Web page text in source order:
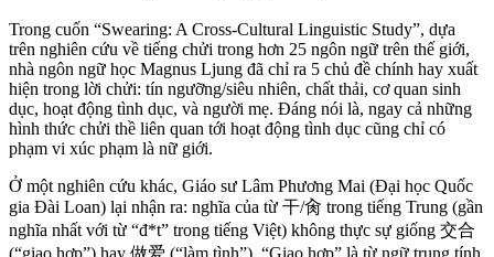
Trong cuốn “Swearing: A Cross-Cultural Linguistic Study”, dựa
trên nghiên cứu về tiếng chửi trong hơn 25 ngôn ngữ trên thế giới,
nhà ngôn ngữ học Magnus Ljung đã chỉ ra 5 chủ đề chính hay xuất
hiện trong lời chửi: tín ngưỡng/siêu nhiên, chất thải, cơ quan sinh
dục, hoạt động tình dục, và người mẹ. Đáng nói là, ngay cả những
hình thức chửi thề liên quan tới hoạt động tình dục cũng chỉ có
phạm vi xúc phạm là nữ giới.
Ở một nghiên cứu khác, Giáo sư Lâm Phương Mai (Đại học Quốc
gia Đài Loan) lại nhận ra: nghĩa của từ 干/肏 trong tiếng Trung (gần
nghĩa nhất với từ “đ*t” trong tiếng Việt) không thực sự giống 交合
(“giao hợp”) hay 做爱 (“làm tình”). “Giao hợp” là từ ngữ trung tính